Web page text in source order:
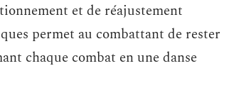
et de réajustement
permet au combattant de rester
chaque combat en une danse